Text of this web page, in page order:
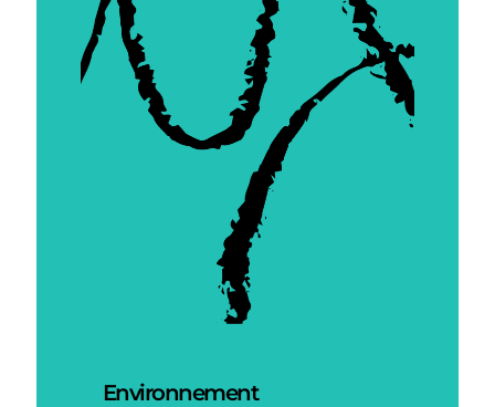
Environnement